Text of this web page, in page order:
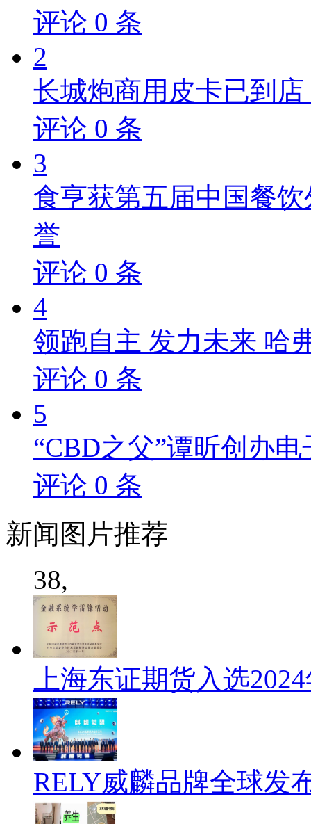
评论 0 条
2
长城炮商用皮卡已到
评论 0 条
3
食亨获第五届中国餐
誉
评论 0 条
4
领跑自主 发力未来 哈
评论 0 条
5
“CBD之父”谭昕创办
评论 0 条
新闻图片推荐
38,
上海东证期货入选
RELY威麟品牌全球发